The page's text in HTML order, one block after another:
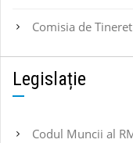
Comisia de Tineret
Legislație
Codul Muncii al